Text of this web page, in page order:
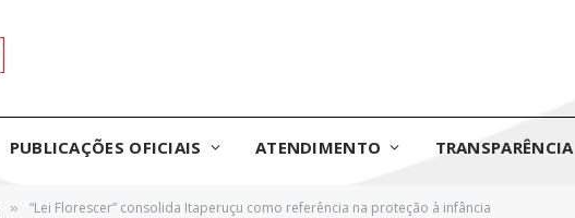
PUBLICAÇÕES OFICIAIS ATENDIMENTO TRANSPARÊNCIA
» “Lei Florescer” consolida Itaperuçu como referência na proteção à infância